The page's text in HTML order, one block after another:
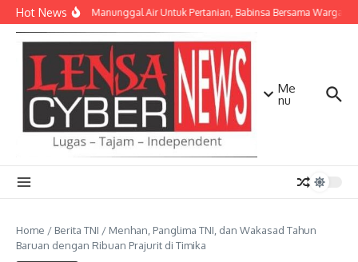
Lewati ke konten
Hot NewsTNI AD Manunggal Air Untuk Pertanian, Babinsa Bersama Warga
Me
nu
Home / Berita TNI / Menhan, Panglima TNI, dan Wakasad Tahun
Baruan dengan Ribuan Prajurit di Timika